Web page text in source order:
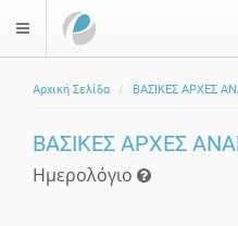
$langMenu
Αρχική Σελίδα ΒΑΣΙΚΕΣ ΑΡΧΕΣ
ΒΑΣΙΚΕΣ ΑΡΧΕΣ
Ημερολόγιο